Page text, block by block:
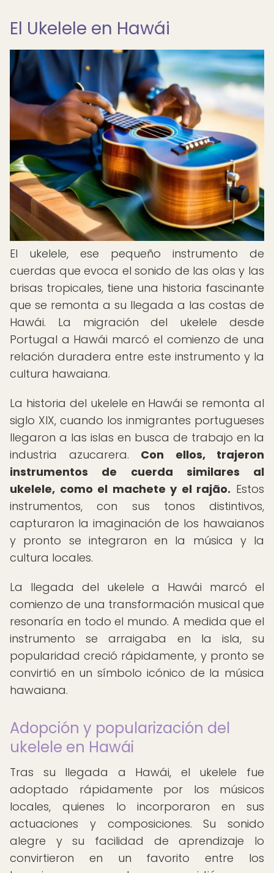
El Ukelele en Hawái
El ukelele, ese pequeño instrumento de
cuerdas que evoca el sonido de las olas y las
brisas tropicales, tiene una historia fascinante
que se remonta a su llegada a las costas de
Hawái. La migración del ukelele desde
Portugal a Hawái marcó el comienzo de una
relación duradera entre este instrumento y la
cultura hawaiana.
La historia del ukelele en Hawái se remonta al
siglo XIX, cuando los inmigrantes portugueses
llegaron a las islas en busca de trabajo en la
industria azucarera. Con ellos, trajeron
instrumentos de cuerda similares al
ukelele, como el machete y el rajão. Estos
instrumentos, con sus tonos distintivos,
capturaron la imaginación de los hawaianos
y pronto se integraron en la música y la
cultura locales.
La llegada del ukelele a Hawái marcó el
comienzo de una transformación musical que
resonaría en todo el mundo. A medida que el
instrumento se arraigaba en la isla, su
popularidad creció rápidamente, y pronto se
convirtió en un símbolo icónico de la música
hawaiana.
Adopción y popularización del
ukelele en Hawái
Tras su llegada a Hawái, el ukelele fue
adoptado rápidamente por los músicos
locales, quienes lo incorporaron en sus
actuaciones y composiciones. Su sonido
alegre y su facilidad de aprendizaje lo
convirtieron en un favorito entre los